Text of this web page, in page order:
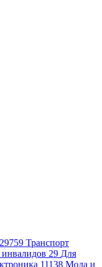
29759 Транспорт
29 Для
11138 Мода и